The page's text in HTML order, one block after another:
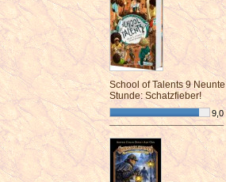
School of Talents 9 Neunte
Stunde: Schatzfieber!
9,0
¯¯¯¯¯¯¯¯¯¯¯¯¯¯¯¯¯¯¯¯¯¯¯¯